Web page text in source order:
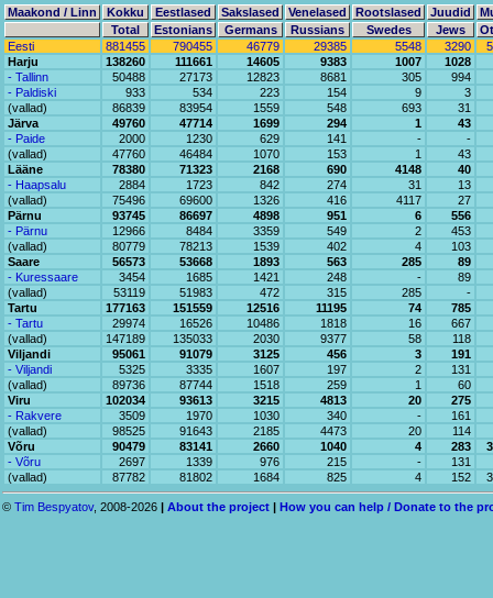
Maakond / Linn Kokku Eestlased Sakslased Venelased Rootslased Juudid
Total
Estonians Germans Russians Swedes Jews
Eesti
881455 790455 46779 29385 5548 3290
Harju
138260 111661 14605 9383 1007
1028
- Tallinn
50488 27173 12823 8681 305
994
- Paldiski
933 534 223 154 9
3
(vallad)
86839 83954 1559 548 693
31
Järva
49760 47714 1699 294 1
43
- Paide
2000 1230 629 141 -
-
(vallad)
47760 46484 1070 153 1
43
Lääne
78380 71323 2168 690 4148
40
- Haapsalu
2884 1723 842 274 31
13
(vallad)
75496 69600 1326 416 4117
27
Pärnu
93745 86697 4898 951 6
556
- Pärnu
12966 8484 3359 549 2
453
(vallad)
80779 78213 1539 402 4
103
Saare
56573 53668 1893 563 285
89
- Kuressaare
3454 1685 1421 248 -
89
(vallad)
53119 51983 472 315 285
-
Tartu
177163 151559 12516 11195 74
785
- Tartu
29974 16526 10486 1818 16
667
(vallad)
147189 135033 2030 9377 58
118
Viljandi
95061 91079 3125 456 3
191
- Viljandi
5325 3335 1607 197 2
131
(vallad)
89736 87744 1518 259 1
60
Viru
102034 93613 3215 4813 20
275
- Rakvere
3509 1970 1030 340 -
161
(vallad)
98525 91643 2185 4473 20
114
Võru
90479 83141 2660 1040 4 283
- Võru
2697 1339 976 215 -
131
(vallad)
87782 81802 1684 825 4 152
© Tim Bespyatov, 2008-2026 | About the project | How you can help / Donate to the